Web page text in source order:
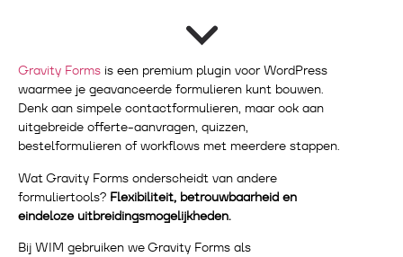
Gravity Forms is een premium plugin voor WordPress
waarmee je geavanceerde formulieren kunt bouwen.
Denk aan simpele contactformulieren, maar ook aan
uitgebreide offerte-aanvragen, quizzen,
bestelformulieren of workflows met meerdere stappen.
Wat Gravity Forms onderscheidt van andere
formuliertools? Flexibiliteit, betrouwbaarheid en
eindeloze uitbreidingsmogelijkheden.
Bij WIM gebruiken we Gravity Forms als